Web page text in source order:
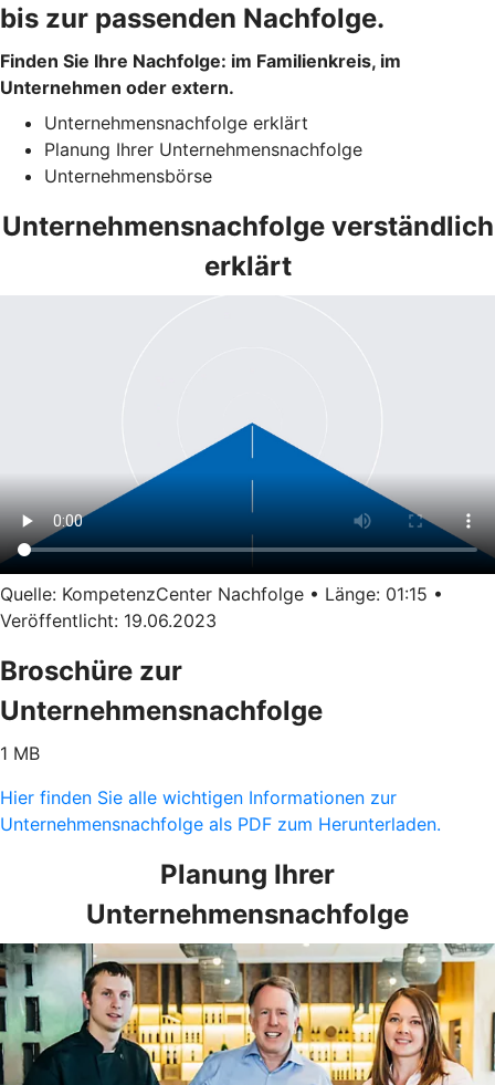
bis zur passenden Nachfolge.
Finden Sie Ihre Nachfolge: im Familienkreis, im
Unternehmen oder extern.
Unternehmensnachfolge erklärt
Planung Ihrer Unternehmensnachfolge
Unternehmensbörse
Unternehmensnachfolge verständlich
erklärt
Quelle: KompetenzCenter Nachfolge • Länge: 01:15 •
Veröffentlicht: 19.06.2023
Broschüre zur
Unternehmensnachfolge
1 MB
Hier finden Sie alle wichtigen Informationen zur
Unternehmensnachfolge als PDF zum Herunterladen.
Planung Ihrer
Unternehmensnachfolge